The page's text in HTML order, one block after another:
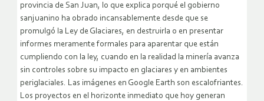
provincia de San Juan, lo que explica porqué el gobierno
sanjuanino ha obrado incansablemente desde que se
promulgó la Ley de Glaciares, en destruirla o en presentar
informes meramente formales para aparentar que están
cumpliendo con la ley, cuando en la realidad la minería avanza
sin controles sobre su impacto en glaciares y en ambientes
periglaciales. Las imágenes en Google Earth son escalofriantes.
Los proyectos en el horizonte inmediato que hoy generan